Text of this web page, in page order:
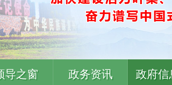
导之窗 政务资讯 政府信